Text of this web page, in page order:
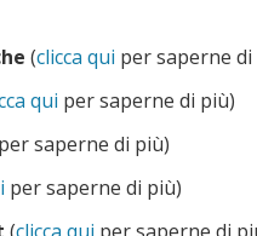
(clicca qui per saperne di
qui per saperne di più)
per saperne di più)
per saperne di più)